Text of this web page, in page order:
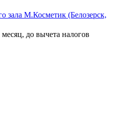
зала М.Косметик (Белозерск,
месяц, до вычета налогов